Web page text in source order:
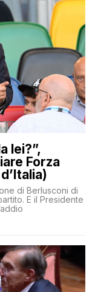
lei?”,
Forza
di Berlusconi di
E il Presidente